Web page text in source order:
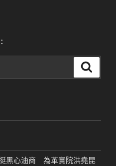
黑心油商 為革實院洪堯昆